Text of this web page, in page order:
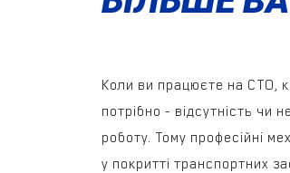
Коли ви працюєте на СТО,
потрібно - відсутність чи
роботу. Тому професійні
у покритті транспортних